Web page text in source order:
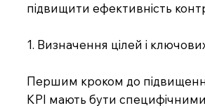
підвищити ефективність
1. Визначення цілей і
Першим кроком до підвищення
KPI мають бути